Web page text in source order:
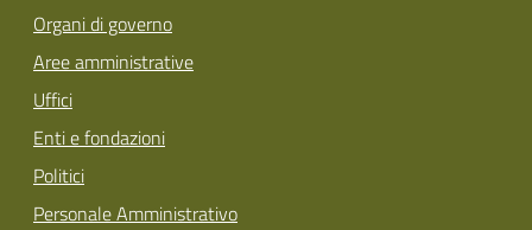
Organi di governo
Aree amministrative
Uffici
Enti e fondazioni
Politici
Personale Amministrativo